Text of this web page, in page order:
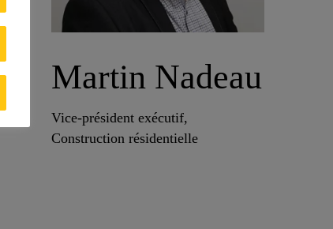
Martin Nadeau
Vice-président exécutif,
Construction résidentielle